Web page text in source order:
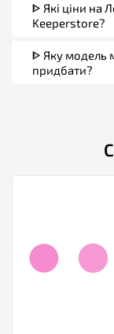
ᐈ Які ціни на
Keeperstore?
ᐈ Яку модель
придбати?